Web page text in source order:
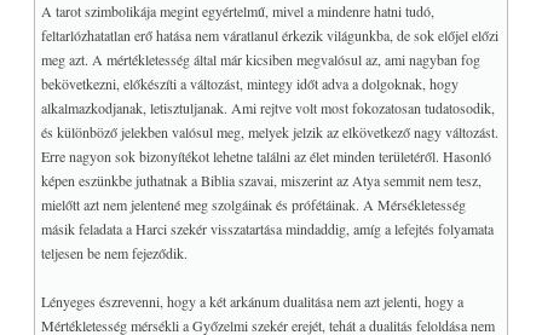
Igazságosság - Halál
Vándor - Akasztott ember
Sorskerék - Mágikus erő
Bolond – Univerzum
Miért 78 lap?
A hármas elrendezés
♥ Az alsó és felső világ
Bardon negyedik kártyája
MELLÉKLET+
A tarot szimbolikája megint egyértelmű, mivel a mindenre hatni tudó,
feltarlózhatatlan erő hatása nem váratlanul érkezik világunkba, de sok előjel előzi
meg azt. A mértékletesség által már kicsiben megvalósul az, ami nagyban fog
bekövetkezni, előkészíti a változást, mintegy időt adva a dolgoknak, hogy
alkalmazkodjanak, letisztuljanak. Ami rejtve volt most fokozatosan tudatosodik,
és különböző jelekben valósul meg, melyek jelzik az elkövetkező nagy változást.
Erre nagyon sok bizonyítékot lehetne találni az élet minden területéről. Hasonló
képen eszünkbe juthatnak a Biblia szavai, miszerint az Atya semmit nem tesz,
mielőtt azt nem jelentené meg szolgáinak és prófétáinak. A Mérsékletesség
másik feladata a Harci szekér visszatartása mindaddig, amíg a lefejtés folyamata
teljesen be nem fejeződik.
Lényeges észrevenni, hogy a két arkánum dualitása nem azt jelenti, hogy a
Mértékletesség mérsékli a Győzelmi szekér erejét, tehát a dualitás feloldása nem